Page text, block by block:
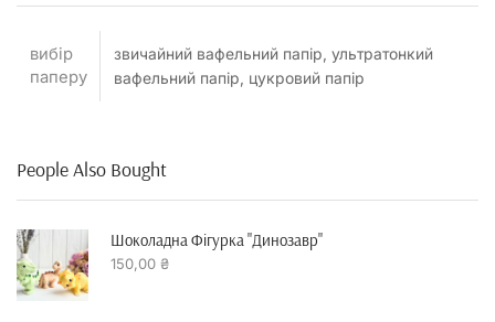
вибір
паперу
звичайний вафельний папір, ультратонкий
вафельний папір, цукровий папір
People Also Bought
Шоколадна Фігурка "динозавр"
150,00 ₴